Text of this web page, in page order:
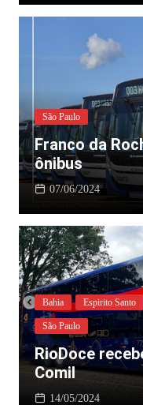
São Paulo
Franco da
ônibus
07/06/2024
Bahia Espirito Santo
São Paulo
RioDoce
Comil
14/05/2024